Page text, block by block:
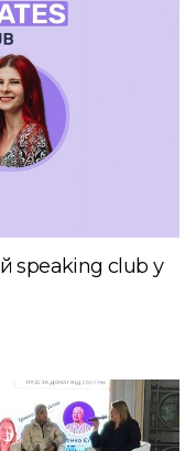
speaking club у